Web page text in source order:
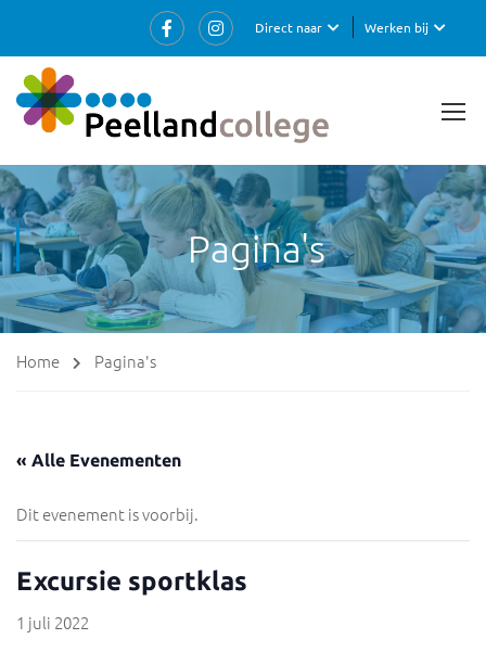
Werken bij
Direct naar
Pagina's
Home Pagina's
« Alle Evenementen
Dit evenement is voorbij.
Excursie sportklas
1 juli 2022